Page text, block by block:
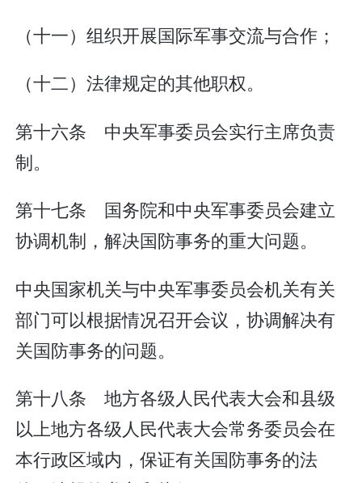
（十一）组织开展国际军事交流与合作；
（十二）法律规定的其他职权。
第十六条 中央军事委员会实行主席负责
制。
第十七条 国务院和中央军事委员会建立
协调机制，解决国防事务的重大问题。
中央国家机关与中央军事委员会机关有关
部门可以根据情况召开会议，协调解决有
关国防事务的问题。
第十八条 地方各级人民代表大会和县级
以上地方各级人民代表大会常务委员会在
本行政区域内，保证有关国防事务的法